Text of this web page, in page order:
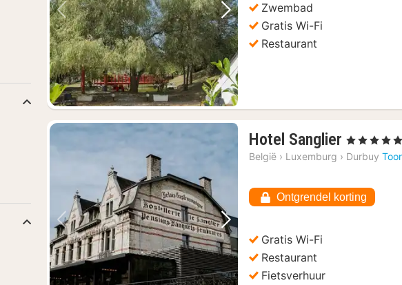
Vorige foto Volgende foto
Zwembad
Gratis Wi-Fi
Restaurant
Vorige foto Volgende foto
Hotel Sanglier 1
nacht
169,27
€
, 5 Sterren
België › Luxemburg › Durbuy
Ontgrendel korting
Gratis Wi-Fi
Restaurant
Fietsverhuur